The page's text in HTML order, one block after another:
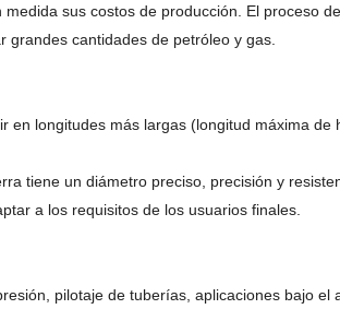
sus costos de producción. El proceso
cantidades de petróleo y gas.
en longitudes más largas (longitud máxima
tiene un diámetro preciso, precisión y
a los requisitos de los usuarios finales.
pilotaje de tuberías, aplicaciones bajo